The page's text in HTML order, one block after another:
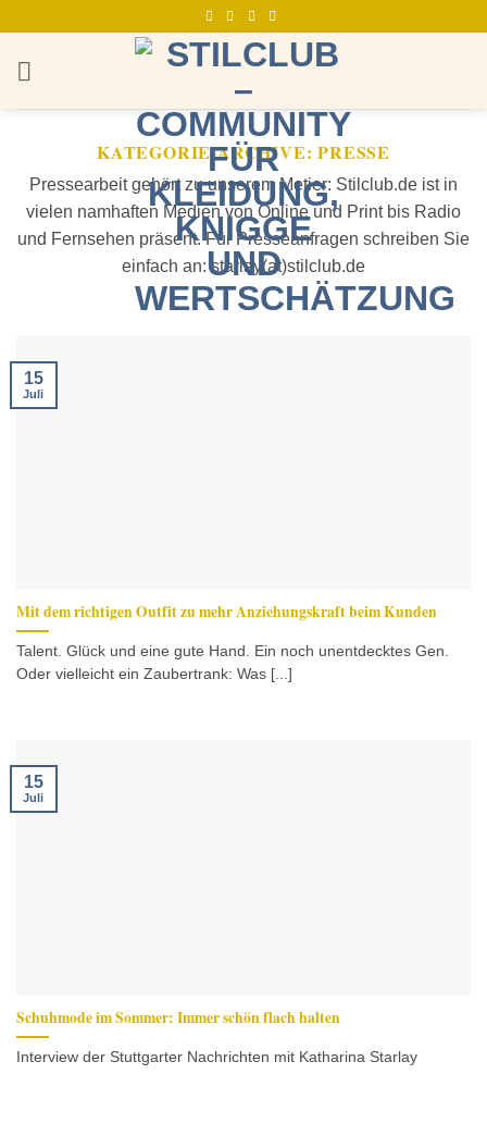
springen
KATEGORIE-ARCHIVE:PRESSE
Pressearbeit gehört zu unserem Metier: Stilclub.de ist in
vielen namhaften Medien von Online und Print bis Radio
und Fernsehen präsent. Für Presseanfragen schreiben Sie
einfach an: starlay(at)stilclub.de
Mit dem richtigen Outfit zu mehr Anziehungskraft beim Kunden
Talent. Glück und eine gute Hand. Ein noch unentdecktes Gen.
Oder vielleicht ein Zaubertrank: Was [...]
15
Juli
Schuhmode im Sommer: Immer schön flach halten
Interview der Stuttgarter Nachrichten mit Katharina Starlay
15
Juli